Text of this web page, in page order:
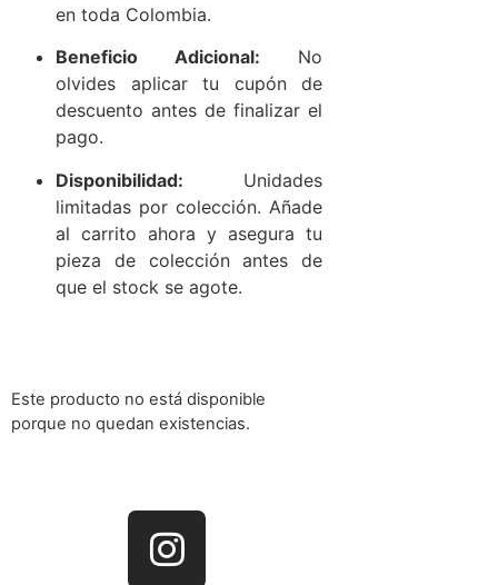
en toda Colombia.
Beneficio Adicional: No
olvides aplicar tu cupón de
descuento antes de finalizar el
pago.
Disponibilidad: Unidades
limitadas por colección. Añade
al carrito ahora y asegura tu
pieza de colección antes de
que el stock se agote.
Este producto no está disponible
porque no quedan existencias.